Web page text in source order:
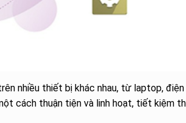
nhiều thiết bị khác nhau, từ laptop, điện
cách thuận tiện và linh hoạt, tiết kiệm